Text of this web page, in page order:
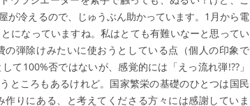
が冷えるので、じゅうぶん助かっています。1月から電
になっていますね。私はとても有難いなーと思ってい
弾除けみたいに使おうとしている点（個人の印象で
て100%否ではないが、感覚的には「えっ流れ弾!??」
ところもあるけれど。国家繁栄の基礎のひとつは国民
りにある、と考えてくださる方々には感謝していま